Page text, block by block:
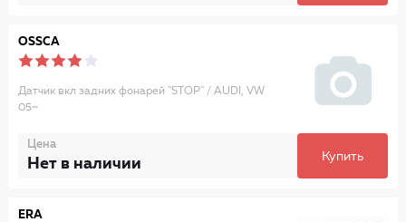
OSSCA
Датчик вкл задних фонарей ''STOP'' / AUDI, VW
05~
Цена
Нет в наличии Купить
ERA